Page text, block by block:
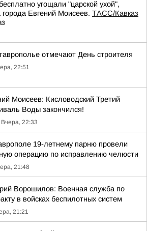
угощали "царской ухой",
Евгений Моисеев. ТАСС/Кавказ
отмечают День строителя
22:51
Моисеев: Кисловодский Третий
Воды закончился!
Вчера, 22:33
19-летнему парню провели
операцию по исправлению челюсти
21:48
Ворошилов: Военная служба по
в войсках беспилотных систем
21:21